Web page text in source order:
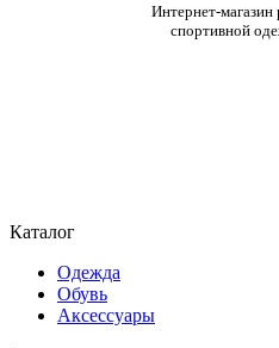
Интернет-магазин
спортивной
Каталог
Одежда
Обувь
Аксессуары